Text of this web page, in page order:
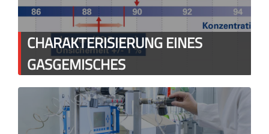
CHARAKTERISIERUNG EINES
GASGEMISCHES